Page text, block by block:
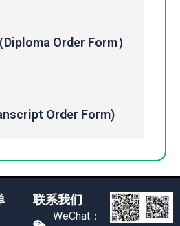
Order Form）
Order Form)
联系我们
WeChat：